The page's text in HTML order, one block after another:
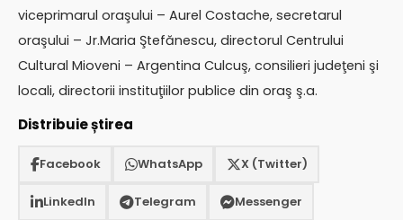
viceprimarul oraşului – Aurel Costache, secretarul
oraşului – Jr.Maria Ştefănescu, directorul Centrului
Cultural Mioveni – Argentina Culcuş, consilieri judeţeni şi
locali, directorii instituţiilor publice din oraş ş.a.
Distribuie știrea
Facebook WhatsApp X (Twitter)
LinkedIn Telegram Messenger